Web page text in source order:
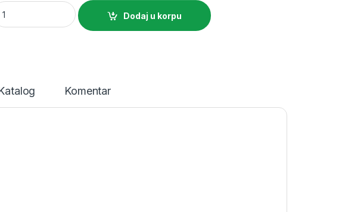
Automatski osigurač 32A 6kA 1P B Klasa quantity
Dodaj u korpu
Komentar